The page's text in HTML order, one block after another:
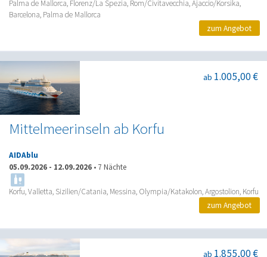
Palma de Mallorca, Florenz/La Spezia, Rom/Civitavecchia, Ajaccio/Korsika,
Barcelona, Palma de Mallorca
zum Angebot
Mittelmeerinseln ab Korfu
ab 1.005,00 €
AIDAblu
05.09.2026 - 12.09.2026 • 7 Nächte
Korfu, Valletta, Sizilien/Catania, Messina, Olympia/Katakolon, Argostolion, Korfu
zum Angebot
ab 1.855,00 €